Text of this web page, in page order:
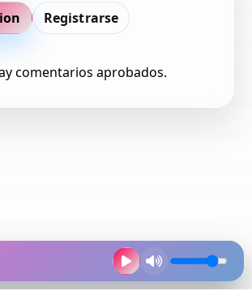
Registrarse
comentarios aprobados.